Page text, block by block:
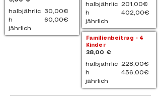
halbjährlic
h
jährlich
201,00€
402,00€
Familienbeitrag - 4
Kinder
38,00 €
halbjährlic
h
jährlich
228,00€
456,00€
halbjährlic
h
jährlich
30,00€
60,00€